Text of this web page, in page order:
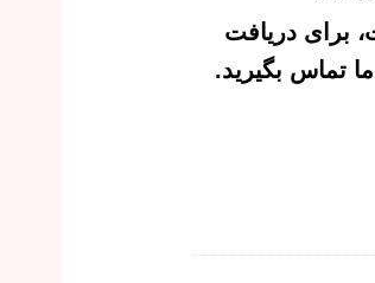
برای دریافت
تماس بگیرید.